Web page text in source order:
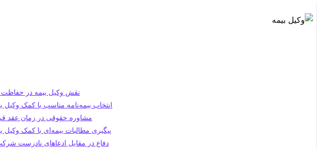
نقش وکیل بیمه در
2. انتخاب بیمه‌نامه مناسب با کمک وکیل
3. مشاوره حقوقی در زمان عقد
4. پیگیری مطالبات بیمه‌ای با کمک وکیل
5. دفاع در مقابل ادعاهای نادرست